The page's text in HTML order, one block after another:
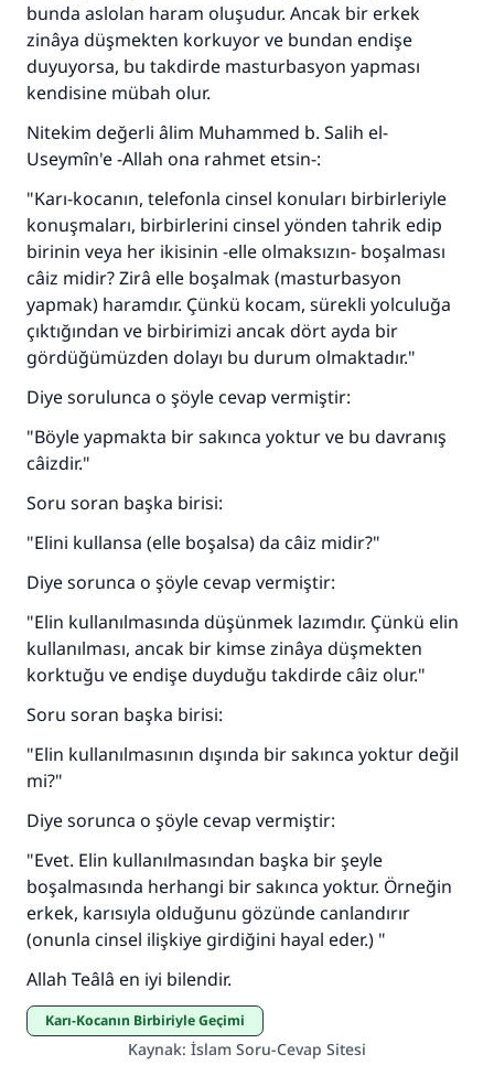
bunda aslolan haram oluşudur. Ancak bir erkek
zinâya düşmekten korkuyor ve bundan endişe
duyuyorsa, bu takdirde masturbasyon yapması
kendisine mübah olur.
Nitekim değerli âlim Muhammed b. Salih el-
Useymîn'e -Allah ona rahmet etsin-:
"Karı-kocanın, telefonla cinsel konuları birbirleriyle
konuşmaları, birbirlerini cinsel yönden tahrik edip
birinin veya her ikisinin -elle olmaksızın- boşalması
câiz midir? Zirâ elle boşalmak (masturbasyon
yapmak) haramdır. Çünkü kocam, sürekli yolculuğa
çıktığından ve birbirimizi ancak dört ayda bir
gördüğümüzden dolayı bu durum olmaktadır."
Diye sorulunca o şöyle cevap vermiştir:
"Böyle yapmakta bir sakınca yoktur ve bu davranış
câizdir."
Soru soran başka birisi:
"Elini kullansa (elle boşalsa) da câiz midir?"
Diye sorunca o şöyle cevap vermiştir:
"Elin kullanılmasında düşünmek lazımdır. Çünkü elin
kullanılması, ancak bir kimse zinâya düşmekten
korktuğu ve endişe duyduğu takdirde câiz olur."
Soru soran başka birisi:
"Elin kullanılmasının dışında bir sakınca yoktur değil
mi?"
Diye sorunca o şöyle cevap vermiştir:
"Evet. Elin kullanılmasından başka bir şeyle
boşalmasında herhangi bir sakınca yoktur. Örneğin
erkek, karısıyla olduğunu gözünde canlandırır
(onunla cinsel ilişkiye girdiğini hayal eder.) "
Allah Teâlâ en iyi bilendir.
Karı-Kocanın Birbiriyle Geçimi
Kaynak: İslam Soru-Cevap Sitesi
110845 Nolu Cevap, bir evliliği
kurtardı.
Rasulullah ﷺ şöyle dedi:
kişinin sevabı kadar ona sevap yazılır.
(MUSLIM 1893)
Şimdi katkı yapın!